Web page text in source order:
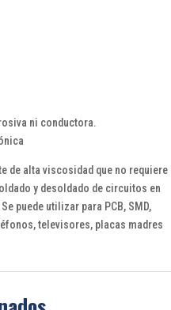
ni conductora.
de alta viscosidad que no requiere
y desoldado de circuitos en
puede utilizar para PCB, SMD,
televisores, placas madres